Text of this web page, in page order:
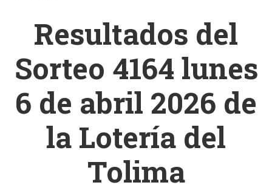
Resultados del
Sorteo 4164 lunes
6 de abril 2026 de
la Lotería del
Tolima